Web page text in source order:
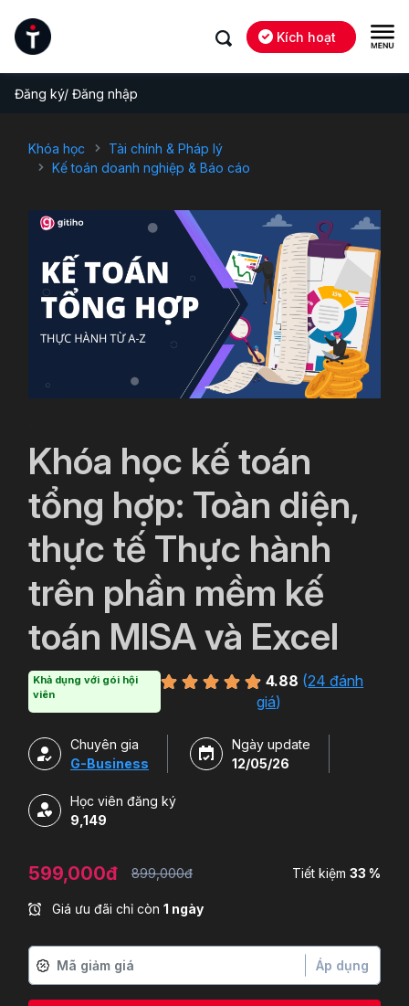
Kích hoạt
Đăng ký/ Đăng nhập
Khóa học
Tài chính & Pháp lý
Kế toán doanh nghiệp & Báo cáo
Khóa học kế toán
tổng hợp: Toàn diện,
thực tế Thực hành
trên phần mềm kế
toán MISA và Excel
Khả dụng với gói hội
viên
4.88 (24 đánh
giá)
Chuyên gia
G-Business
Ngày update
12/05/26
Học viên đăng ký
9,149
599,000đ 899,000đ Tiết kiệm 33 %
Giá ưu đãi chỉ còn 1 ngày
Áp dụng